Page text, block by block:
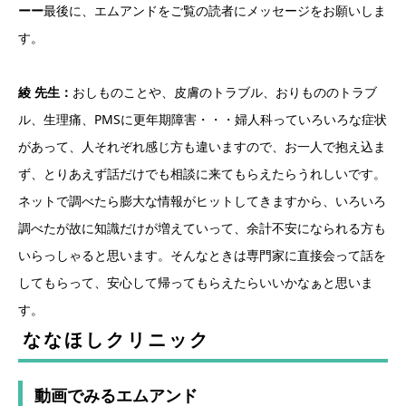
ーー最後に、エムアンドをご覧の読者にメッセージをお願いしま
す。
綾 先生： おしものことや、皮膚のトラブル、おりもののトラブ
ル、生理痛、PMSに更年期障害・・・婦人科っていろいろな症状
があって、人それぞれ感じ方も違いますので、お一人で抱え込ま
ず、とりあえず話だけでも相談に来てもらえたらうれしいです。
ネットで調べたら膨大な情報がヒットしてきますから、いろいろ
調べたが故に知識だけが増えていって、余計不安になられる方も
いらっしゃると思います。そんなときは専門家に直接会って話を
してもらって、安心して帰ってもらえたらいいかなぁと思いま
す。
ななほしクリニック
動画でみるエムアンド